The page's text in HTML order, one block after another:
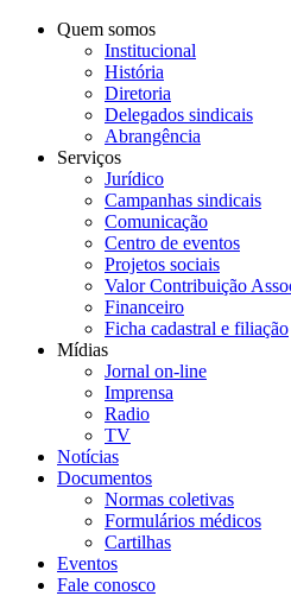
Quem somos
Institucional
História
Diretoria
Delegados sindicais
Abrangência
Serviços
Jurídico
Campanhas sindicais
Comunicação
Centro de eventos
Projetos sociais
Valor Contribuição
Financeiro
Ficha cadastral e filiação
Mídias
Jornal on-line
Imprensa
Radio
TV
Notícias
Documentos
Normas coletivas
Formulários médicos
Cartilhas
Eventos
Fale conosco